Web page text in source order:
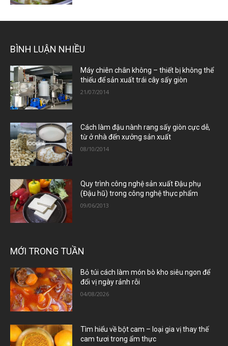
BÌNH LUẬN NHIỀU
Máy chiên chân không – thiết bị không thể
thiếu để sản xuất trái cây sấy giòn
21/07/2014
Cách làm đậu nành rang sấy giòn cực dễ,
từ ở nhà đến xưởng sản xuất
08/10/2014
Quy trình công nghệ sản xuất Đậu phụ
(Đậu hũ) trong công nghệ thực phẩm
09/06/2013
MỚI TRONG TUẦN
Bỏ túi cách làm món bò kho siêu ngon để
đổi vị ngày rảnh rỗi
04/08/2026
Tìm hiểu về bột cam – loại gia vị thay thế
cam tươi trong ẩm thực